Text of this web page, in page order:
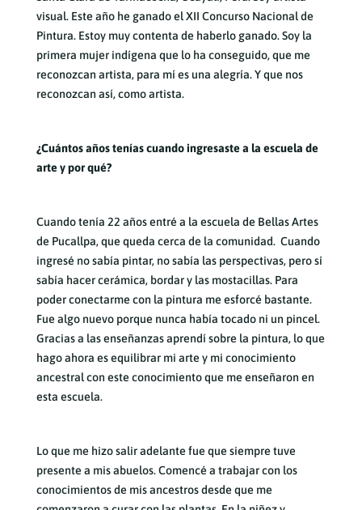
visual. Este año he ganado el XII Concurso Nacional de
Pintura. Estoy muy contenta de haberlo ganado. Soy la
primera mujer indígena que lo ha conseguido, que me
reconozcan artista, para mí es una alegría. Y que nos
reconozcan así, como artista.
¿Cuántos años tenías cuando ingresaste a la escuela de
arte y por qué?
Cuando tenía 22 años entré a la escuela de Bellas Artes
de Pucallpa, que queda cerca de la comunidad. Cuando
ingresé no sabía pintar, no sabía las perspectivas, pero sí
sabía hacer cerámica, bordar y las mostacillas. Para
poder conectarme con la pintura me esforcé bastante.
Fue algo nuevo porque nunca había tocado ni un pincel.
Gracias a las enseñanzas aprendí sobre la pintura, lo que
hago ahora es equilibrar mi arte y mi conocimiento
ancestral con este conocimiento que me enseñaron en
esta escuela.
Lo que me hizo salir adelante fue que siempre tuve
presente a mis abuelos. Comencé a trabajar con los
conocimientos de mis ancestros desde que me